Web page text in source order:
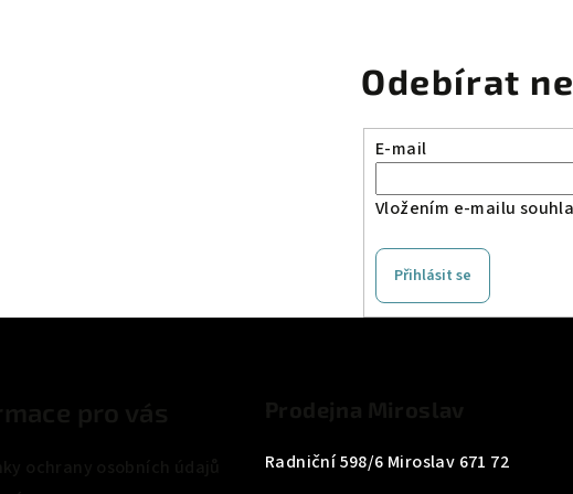
Odebírat
E-mail
Vložením e-mailu
Přihlásit se
Radniční 598/6 Miroslav 671 72